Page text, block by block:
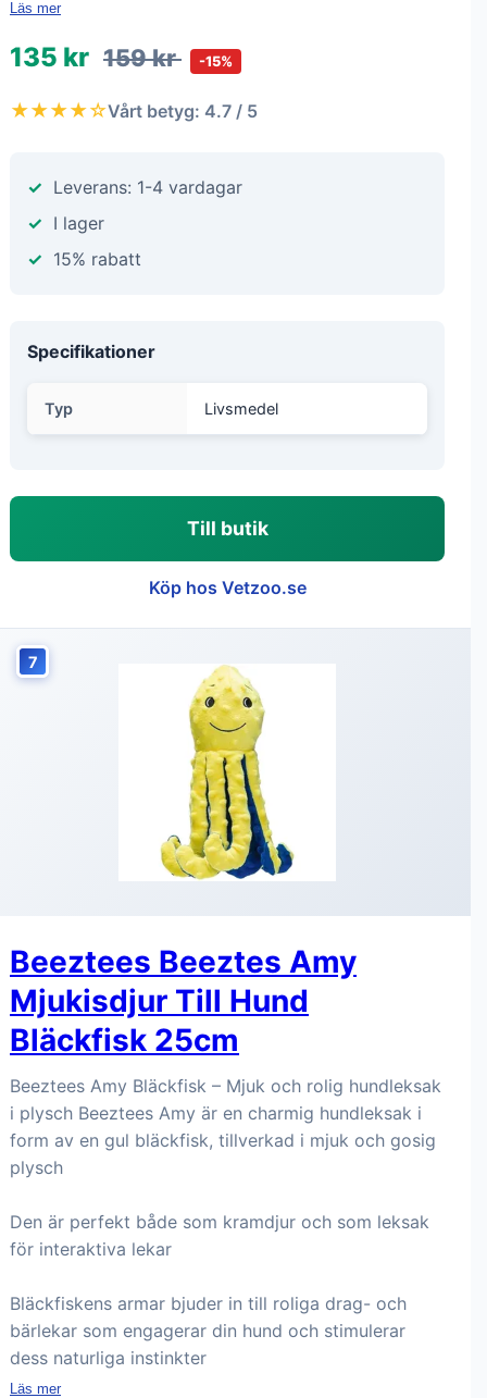
Läs mer
135 kr 159 kr -15%
★★★★☆Vårt betyg: 4.7 / 5
Leverans: 1-4 vardagar
I lager
15% rabatt
Specifikationer
Typ Livsmedel
Till butik
Köp hos Vetzoo.se
7
Beeztees Beeztes Amy
Mjukisdjur Till Hund
Bläckfisk 25cm
Beeztees Amy Bläckfisk – Mjuk och rolig hundleksak
i plysch Beeztees Amy är en charmig hundleksak i
form av en gul bläckfisk, tillverkad i mjuk och gosig
plysch
Den är perfekt både som kramdjur och som leksak
för interaktiva lekar
Bläckfiskens armar bjuder in till roliga drag- och
bärlekar som engagerar din hund och stimulerar
dess naturliga instinkter
Läs mer